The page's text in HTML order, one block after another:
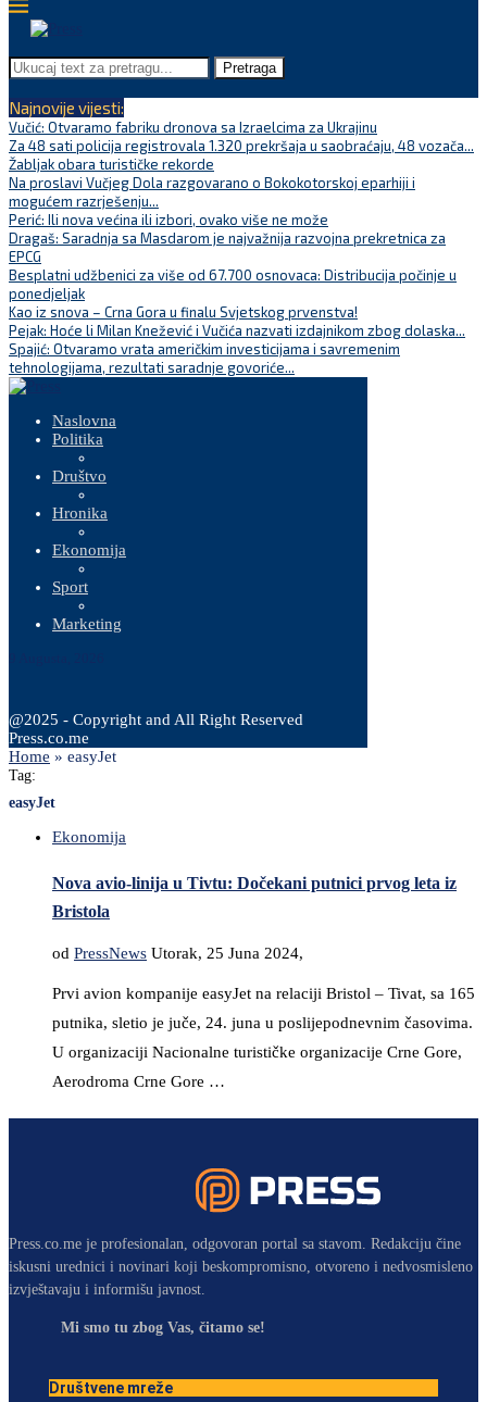
Pretraga
Najnovije vijesti:
Vučić: Otvaramo fabriku dronova sa Izraelcima za Ukrajinu
Za 48 sati policija registrovala 1.320 prekršaja u saobraćaju, 48 vozača...
Žabljak obara turističke rekorde
Na proslavi Vučjeg Dola razgovarano o Bokokotorskoj eparhiji i
mogućem razrješenju...
Perić: Ili nova većina ili izbori, ovako više ne može
Dragaš: Saradnja sa Masdarom je najvažnija razvojna prekretnica za
EPCG
Besplatni udžbenici za više od 67.700 osnovaca: Distribucija počinje u
ponedjeljak
Kao iz snova – Crna Gora u finalu Svjetskog prvenstva!
Pejak: Hoće li Milan Knežević i Vučića nazvati izdajnikom zbog dolaska...
Spajić: Otvaramo vrata američkim investicijama i savremenim
tehnologijama, rezultati saradnje govoriće...
Naslovna
Politika
Društvo
Hronika
Ekonomija
Sport
Marketing
@2025 - Copyright and All Right Reserved
Press.co.me
Home » easyJet
Tag:
easyJet
Ekonomija
Nova avio-linija u Tivtu: Dočekani putnici prvog leta iz
Bristola
od PressNews Utorak, 25 Juna 2024,
Prvi avion kompanije easyJet na relaciji Bristol – Tivat, sa 165
putnika, sletio je juče, 24. juna u poslijepodnevnim časovima.
U organizaciji Nacionalne turističke organizacije Crne Gore,
Aerodroma Crne Gore …
Press.co.me je profesionalan, odgovoran portal sa stavom. Redakciju čine
iskusni urednici i novinari koji beskompromisno, otvoreno i nedvosmisleno
izvještavaju i informišu javnost.
Mi smo tu zbog Vas, čitamo se!
Društvene mreže